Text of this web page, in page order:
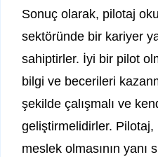
Sonuç olarak, pilotaj
sektöründe bir kariyer
sahiptirler. İyi bir pilot
bilgi ve becerileri
şekilde çalışmalı ve
geliştirmelidirler.
meslek olmasının yanı